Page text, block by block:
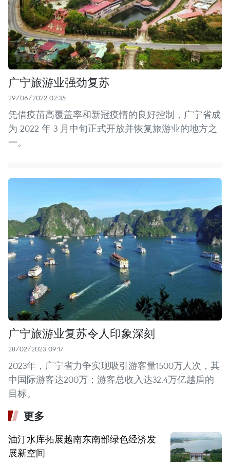
广宁旅游业强劲复苏
29/06/2022 02:35
凭借疫苗高覆盖率和新冠疫情的良好控制，广宁省成
为 2022 年 3 月中旬正式开放并恢复旅游业的地方之
一。
广宁旅游业复苏令人印象深刻
28/02/2023 09:17
2023年，广宁省力争实现吸引游客量1500万人次，其
中国际游客达200万；游客总收入达32.4万亿越盾的
目标。
更多
油汀水库拓展越南东南部绿色经济发
展新空间